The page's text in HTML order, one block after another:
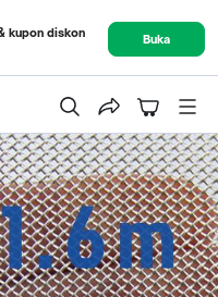
kupon diskon
Buka